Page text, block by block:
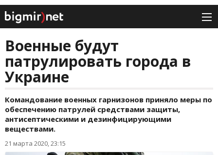
Военные будут
патрулировать города в
Украине
Командование военных гарнизонов приняло меры по
обеспечению патрулей средствами защиты,
антисептическими и дезинфицирующими
веществами.
21 марта 2020, 23:15